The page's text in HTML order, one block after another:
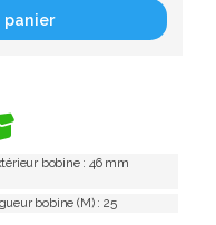
bobine : 46 mm
bobine (M) : 25
panier